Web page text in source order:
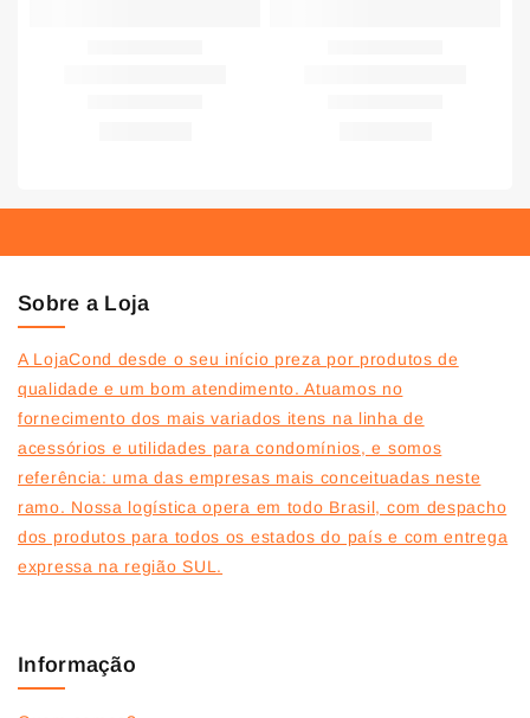
Sobre a Loja
A LojaCond desde o seu início preza por produtos de
qualidade e um bom atendimento. Atuamos no
fornecimento dos mais variados itens na linha de
acessórios e utilidades para condomínios, e somos
referência: uma das empresas mais conceituadas neste
ramo. Nossa logística opera em todo Brasil, com despacho
dos produtos para todos os estados do país e com entrega
expressa na região SUL.
Informação